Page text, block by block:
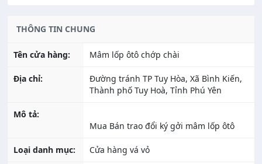
THÔNG TIN CHUNG
Tên cửa hàng: Mâm lốp ôtô chớp chài
Địa chỉ:
Đường tránh TP Tuy Hòa, Xã Bình Kiến,
Thành phố Tuy Hoà, Tỉnh Phú Yên
Mô tả:
Loại danh mục: Cửa hàng vá vỏ